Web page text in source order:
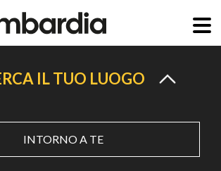
IL TUO LUOGO
INTORNO A TE